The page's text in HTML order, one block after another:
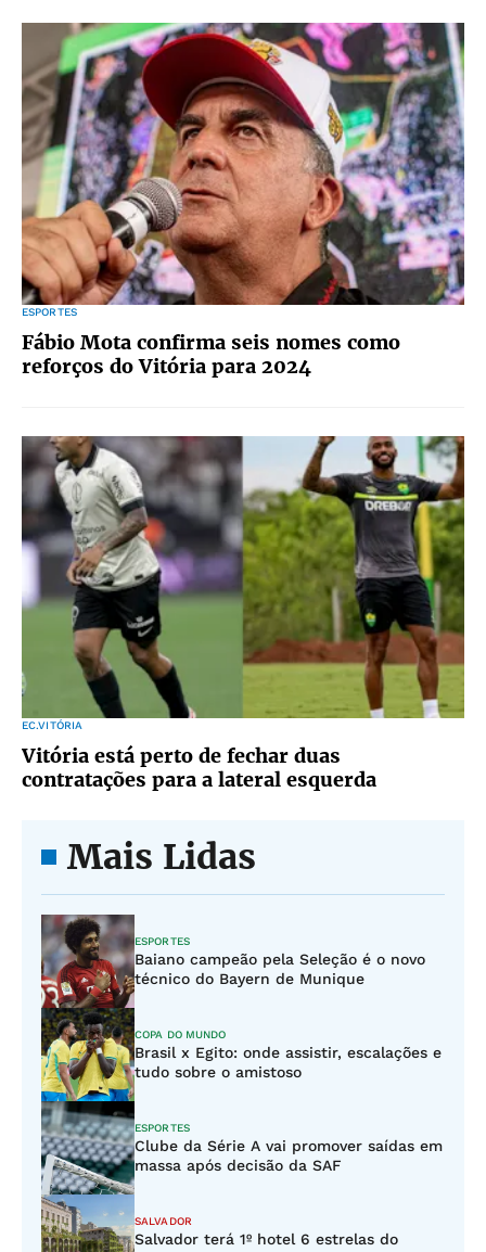
ESPORTES
Fábio Mota confirma seis nomes como
reforços do Vitória para 2024
EC.VITÓRIA
Vitória está perto de fechar duas
contratações para a lateral esquerda
Mais Lidas
ESPORTES
Baiano campeão pela Seleção é o novo
técnico do Bayern de Munique
COPA DO MUNDO
Brasil x Egito: onde assistir, escalações e
tudo sobre o amistoso
ESPORTES
Clube da Série A vai promover saídas em
massa após decisão da SAF
SALVADOR
Salvador terá 1º hotel 6 estrelas do